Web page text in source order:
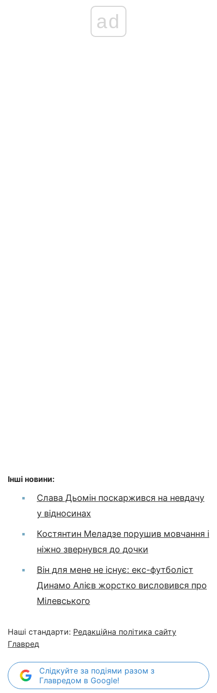
ad
Інші новини:
Слава Дьомін поскаржився на невдачу
у відносинах
Костянтин Меладзе порушив мовчання і
ніжно звернувся до дочки
Він для мене не існує: екс-футболіст
Динамо Алієв жорстко висловився про
Мілевського
Наші стандарти: Редакційна політика сайту
Главред
Слідкуйте за подіями разом з
Главредом в Google!